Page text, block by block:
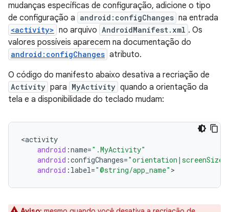
mudanças específicas de configuração, adicione o tipo
de configuração a android:configChanges na entrada
<activity> no arquivo AndroidManifest.xml . Os
valores possíveis aparecem na documentação do
android:configChanges atributo.
O código do manifesto abaixo desativa a recriação de
Activity para MyActivity quando a orientação da
tela e a disponibilidade do teclado mudam:
<activity
android :name=".MyActivity"
android :configChanges=
android : label="@string/app_name"